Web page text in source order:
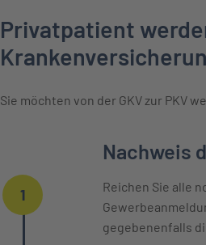
Privatpatient
Sie möchten von der GKV zur PKV
1
Nachweis
Reichen Sie alle
gegebenenfalls